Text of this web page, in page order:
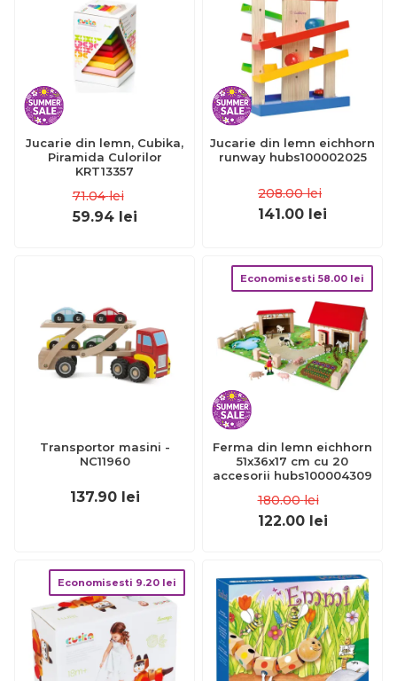
Jucarie din lemn, Cubika,
Piramida Culorilor
KRT13357
71.04 lei
59.94 lei
Jucarie din lemn eichhorn
runway hubs100002025
208.00 lei
141.00 lei
Transportor masini -
NC11960
137.90 lei
Economisesti 58.00 lei
Ferma din lemn eichhorn
51x36x17 cm cu 20
accesorii hubs100004309
180.00 lei
122.00 lei
Economisesti 9.20 lei